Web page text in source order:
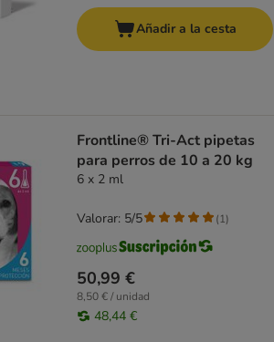
Añadir a la cesta
Frontline® Tri-Act pipetas
para perros de 10 a 20 kg
6 x 2 ml
50,99 €
8,50 € / unidad
48,44 €
Valorar: 5/5 (1)